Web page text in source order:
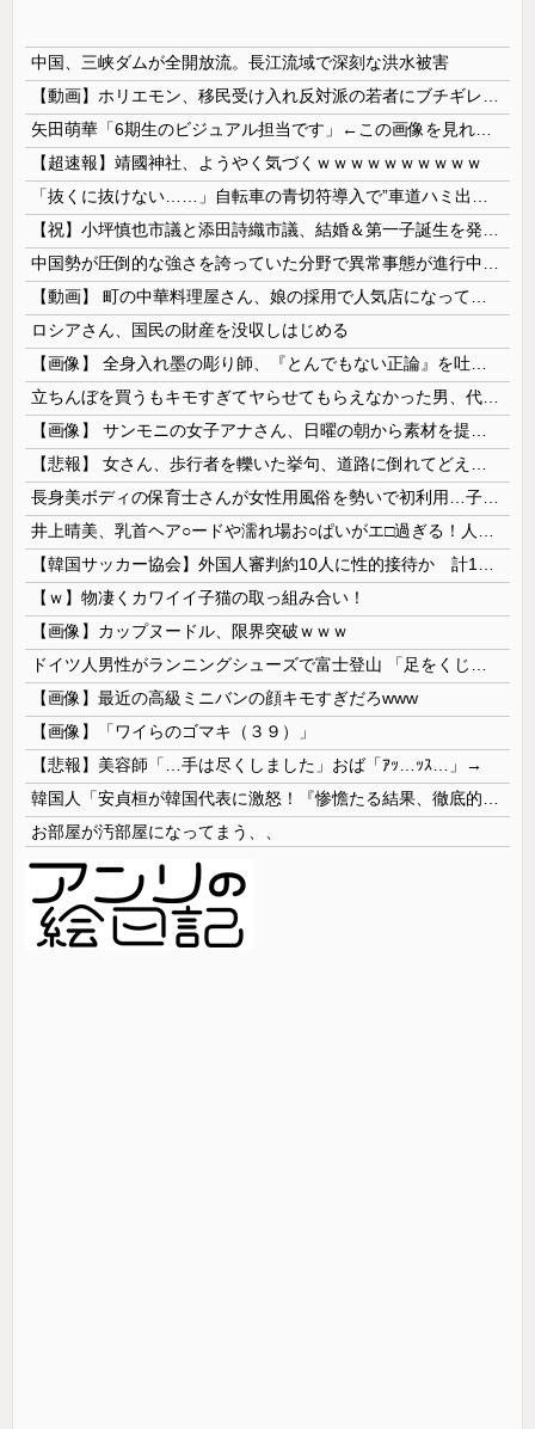
中国、三峡ダムが全開放流。長江流域で深刻な洪水被害
【超速報】靖國神社、ようやく気づくｗｗｗｗｗｗｗｗｗｗ
ロシアさん、国民の財産を没収しはじめる
【ｗ】物凄くカワイイ子猫の取っ組み合い！
【画像】カップヌードル、限界突破ｗｗｗ
【画像】最近の高級ミニバンの顔キモすぎだろwww
【画像】「ワイらのゴマキ（３９）」
【悲報】美容師「…手は尽くしました」おば「ｱｯ…ｯｽ…」→
お部屋が汚部屋になってまう、、